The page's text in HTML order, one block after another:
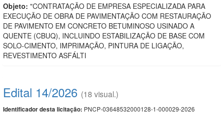
Objeto: "CONTRATAÇÃO DE EMPRESA ESPECIALIZADA PARA
EXECUÇÃO DE OBRA DE PAVIMENTAÇÃO COM RESTAURAÇÃO
DE PAVIMENTO EM CONCRETO BETUMINOSO USINADO A
QUENTE (CBUQ), INCLUINDO ESTABILIZAÇÃO DE BASE COM
SOLO-CIMENTO, IMPRIMAÇÃO, PINTURA DE LIGAÇÃO,
REVESTIMENTO ASFÁLTI
Edital 14/2026 (18 visual.)
Identificador desta licitação: PNCP-03648532000128-1-000029-2026